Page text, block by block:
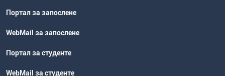
Портал за запослене
WebMail за запослене
Портал за студенте
WebMail за студенте